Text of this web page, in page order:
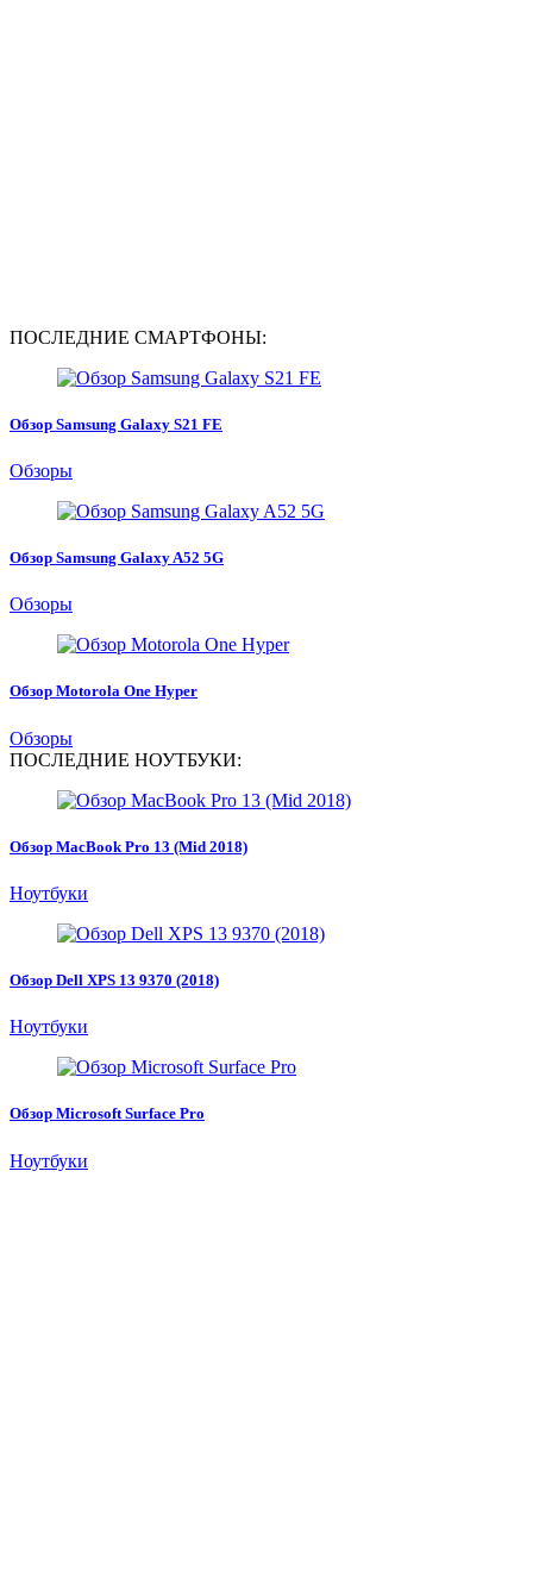
ПОСЛЕДНИЕ СМАРТФОНЫ:
Обзор Samsung Galaxy S21 FE
Обзоры
Обзор Samsung Galaxy A52 5G
Обзоры
Обзор Motorola One Hyper
Обзоры
ПОСЛЕДНИЕ НОУТБУКИ:
Обзор MacBook Pro 13 (Mid 2018)
Ноутбуки
Обзор Dell XPS 13 9370 (2018)
Ноутбуки
Обзор Microsoft Surface Pro
Ноутбуки